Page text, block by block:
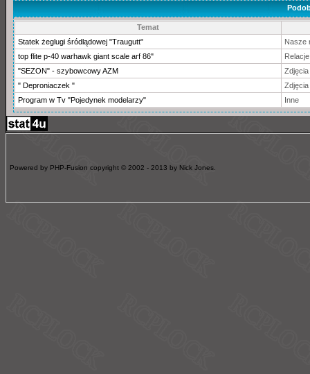
Temat
Statek żeglugi śródlądowej "Traugutt"
Nasze
top flite p-40 warhawk giant scale arf 86"
"SEZON" - szybowcowy AZM
Zdjęcia
" Deproniaczek "
Zdjęcia
Program w Tv "Pojedynek modelarzy"
Inne
Powered by PHP-Fusion copyright © 2002 - 2013 by Nick Jones.